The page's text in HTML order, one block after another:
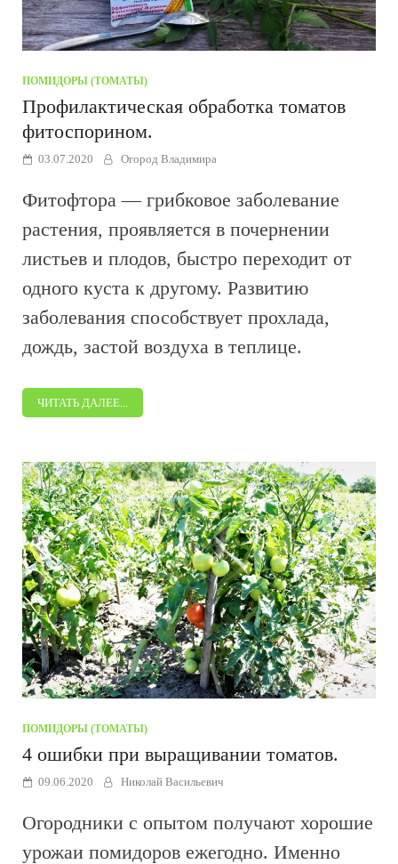
ПОМИДОРЫ (ТОМАТЫ)
Профилактическая обработка томатов
фитоспорином.
03.07.2020 Огород Владимира
Фитофтора — грибковое заболевание
растения, проявляется в почернении
листьев и плодов, быстро переходит от
одного куста к другому. Развитию
заболевания способствует прохлада,
дождь, застой воздуха в теплице.
ЧИТАТЬ ДАЛЕЕ...
ПОМИДОРЫ (ТОМАТЫ)
4 ошибки при выращивании томатов.
09.06.2020 Николай Васильевич
Огородники с опытом получают хорошие
урожаи помидоров ежегодно. Именно